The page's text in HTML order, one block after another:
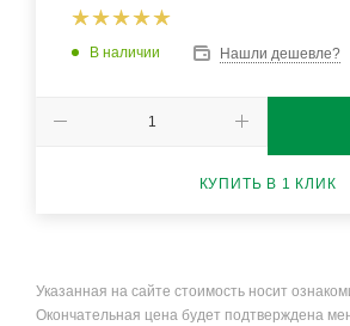
В наличии Нашли дешевле?
КУПИТЬ В 1 КЛИК
Указанная на сайте стоимость носит
Окончательная цена будет подтверждена